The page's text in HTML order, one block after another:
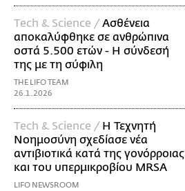
Τech & Science /Ασθένεια
αποκαλύφθηκε σε ανθρώπινα
οστά 5.500 ετών - Η σύνδεσή
της με τη σύφιλη
THE LIFO TEAM
26.1.2026
Τech & Science / Η Τεχνητή
Νοημοσύνη σχεδίασε νέα
αντιβιοτικά κατά της γονόρροιας
και του υπερμικροβίου MRSA
LIFO NEWSROOM